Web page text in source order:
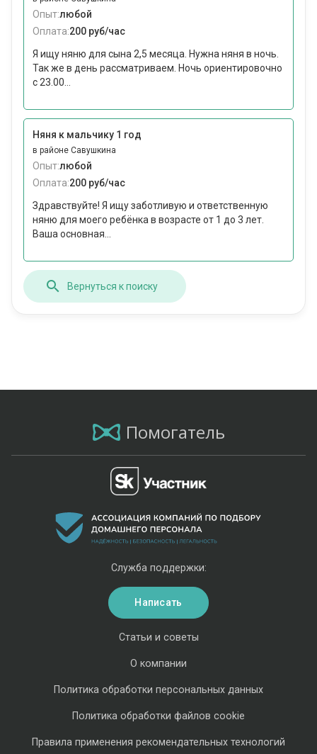
Опыт:любой
Оплата:200 руб/час
Я ищу няню для сына 2,5 месяца. Нужна няня в ночь.
Так же в день рассматриваем. Ночь ориентировочно
с 23.00...
Няня к мальчику 1 год
в районе Савушкина
Опыт:любой
Оплата:200 руб/час
Здравствуйте! Я ищу заботливую и ответственную
няню для моего ребёнка в возрасте от 1 до 3 лет.
Ваша основная...
Вернуться к поиску
Помогатель
Статьи и советы
О компании
Политика обработки персональных данных
Политика обработки файлов cookie
Правила применения рекомендательных технологий
Служба поддержки:
Написать